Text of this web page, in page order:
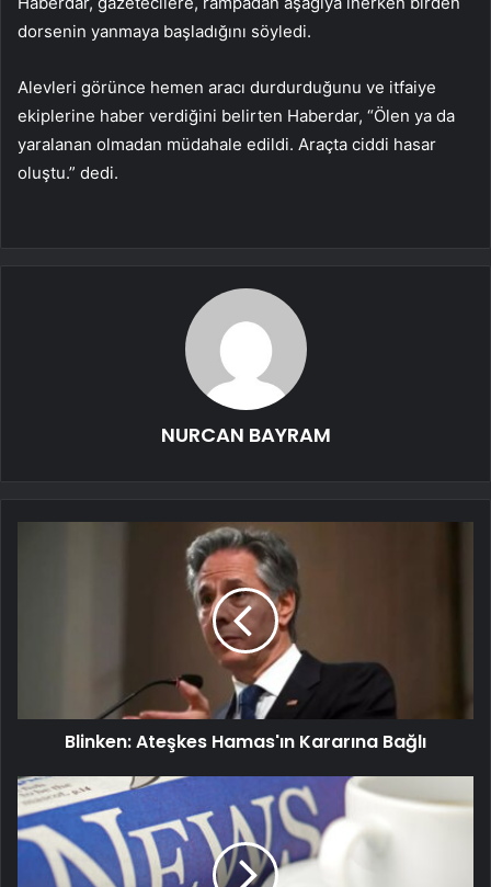
dorsenin yanmaya başladığını söyledi.
Alevleri görünce hemen aracı durdurduğunu ve itfaiye
ekiplerine haber verdiğini belirten Haberdar, “Ölen ya da
yaralanan olmadan müdahale edildi. Araçta ciddi hasar
oluştu.” dedi.
NURCAN BAYRAM
Blinken: Ateşkes Hamas'ın Kararına Bağlı